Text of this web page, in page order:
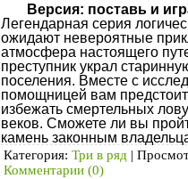
Версия: поставь и
Легендарная серия
ожидают невероятные
атмосфера настоящего
преступник украл
поселения. Вместе с
помощницей вам
избежать смертельных
веков. Сможете ли вы
камень законным
Категория: Три в ряд |
Комментарии (0)